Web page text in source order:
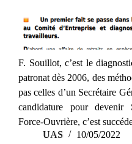
F. Souillot, c’est le
patronat dès 2006, des
pas celles d’un Secrétaire
candidature pour devenir
Force-Ouvrière, c’est
UAS
10/05/2022